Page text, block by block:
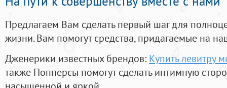
Предлагаем Вам сделать первый шаг для
жизни. Вам помогут средства, придагаемые на
Дженерики известных брендов: Купить левитру
также Попперсы помогут сделать интимную